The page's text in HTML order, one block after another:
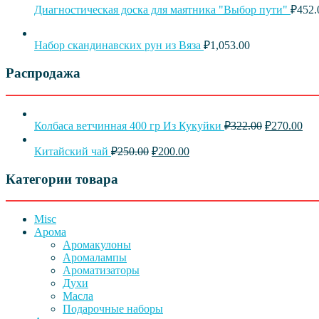
Диагностическая доска для маятника "Выбор пути" ₽
Набор скандинавских рун из Вяза ₽1,053.00
Распродажа
Колбаса ветчинная 400 гр Из Кукуйки ₽322.00 ₽270.00
Китайский чай ₽250.00 Первоначальная
₽200.00Текущая
Категории товара
Misc
Арома
Аромакулоны
Аромалампы
Ароматизаторы
Духи
Масла
Подарочные наборы